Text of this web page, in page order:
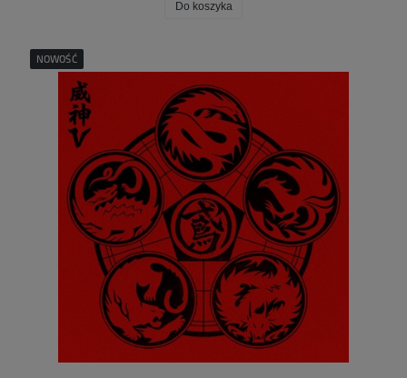
Do koszyka
NOWOŚĆ